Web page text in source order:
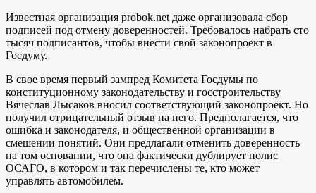
Известная организация probok.net даже организовала сбор
подписей под отмену доверенностей. Требовалось набрать сто
тысяч подписантов, чтобы внести свой законопроект в
Госдуму.
В свое время первый зампред Комитета Госдумы по
конституционному законодательству и госстроительству
Вячеслав Лысаков вносил соответствующий законопроект. Но
получил отрицательный отзыв на него. Предполагается, что
ошибка и законодателя, и общественной организации в
смешении понятий. Они предлагали отменить доверенность
на том основании, что она фактически дублирует полис
ОСАГО, в котором и так перечислены те, кто может
управлять автомобилем.